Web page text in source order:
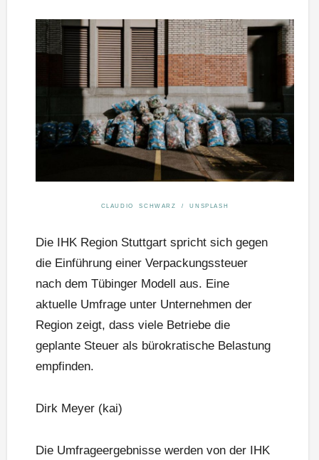
CLAUDIO SCHWARZ / UNSPLASH
Die IHK Region Stuttgart spricht sich gegen
die Einführung einer Verpackungssteuer
nach dem Tübinger Modell aus. Eine
aktuelle Umfrage unter Unternehmen der
Region zeigt, dass viele Betriebe die
geplante Steuer als bürokratische Belastung
empfinden.
Dirk Meyer (kai)
Die Umfrageergebnisse werden von der IHK